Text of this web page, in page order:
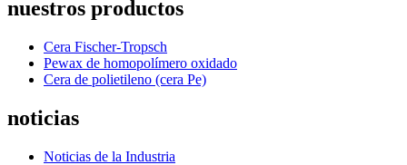
nuestros productos
Cera Fischer-Tropsch
Pewax de homopolímero oxidado
Cera de polietileno (cera Pe)
noticias
Noticias de la Industria